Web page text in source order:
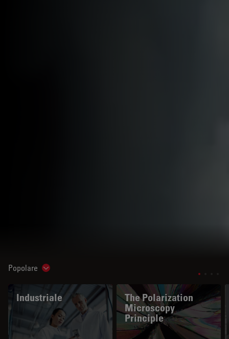
Popolare Show subnavigation
Industriale
The Polarization
Microscopy
Principle